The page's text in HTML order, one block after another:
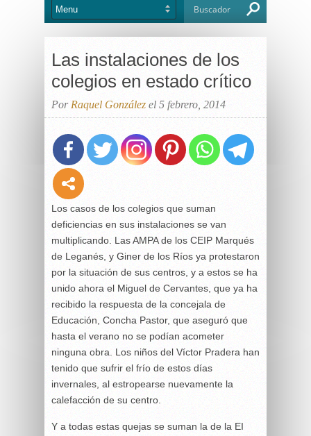
Las instalaciones de los
colegios en estado crítico
Por Raquel González el 5 febrero, 2014
Los casos de los colegios que suman
deficiencias en sus instalaciones se van
multiplicando. Las AMPA de los CEIP Marqués
de Leganés, y Giner de los Ríos ya protestaron
por la situación de sus centros, y a estos se ha
unido ahora el Miguel de Cervantes, que ya ha
recibido la respuesta de la concejala de
Educación, Concha Pastor, que aseguró que
hasta el verano no se podían acometer
ninguna obra. Los niños del Víctor Pradera han
tenido que sufrir el frío de estos días
invernales, al estropearse nuevamente la
calefacción de su centro.
Y a todas estas quejas se suman la de la EI